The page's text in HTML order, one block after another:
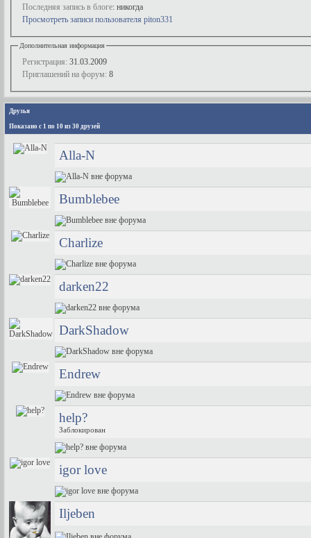
Последняя запись в блоге : никогда
Просмотреть записи пользователя piton331
Дополнительная информация
Регистрация: 31.03.2009
Приглашений на форум: 8
Друзья
Показано с 1 по 10 из 30 друзей
Alla-N
Bumblebee
Charlize
darken22
DarkShadow
Endrew
help?
Заблокирован
igor love
Iljeben